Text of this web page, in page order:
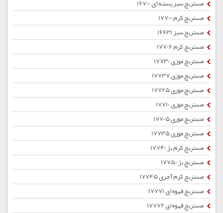
مستربچ سبز پسته ای 16700
مستربچ کرم 17700
مستربچ سبز 16631
مستربچ کرم 17706
مستربچ موزی 17730
مستربچ موزی 17737
مستربچ موزی 17725
مستربچ موزی 17710
مستربچ موزی 17705
مستربچ موزی 17735
مستربچ کرم بژ 17740
مستربچ بژ 17750
مستربچ کرم آجری 17745
مستربچ قهوه ای 17771
مستربچ قهوه ای 17772